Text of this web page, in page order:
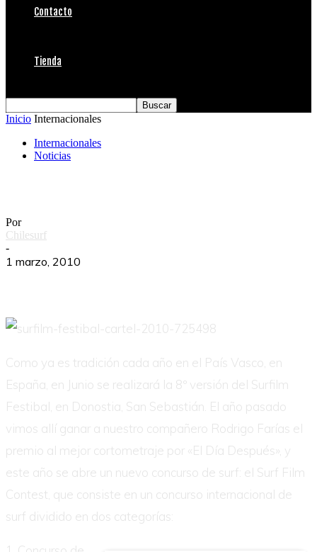
Contacto
Tienda
Inicio Internacionales
Internacionales
Noticias
Por
Chilesurf
-
1 marzo, 2010
Como ya es tradición cada año en el País Vasco, en
España, en Junio se realizará la 8º versión del Surfilm
Festibal, en Donostia, San Sebastián. El año pasado
vimos allí ganar a nuestro compañero Rodrigo Farías el
premio al mejor cortometraje por «El Día Después», y
este año se abre un nuevo concurso de surf: el Surf Film
Contest, que consiste en un concurso internacional de
surf dividido en dos categorías: